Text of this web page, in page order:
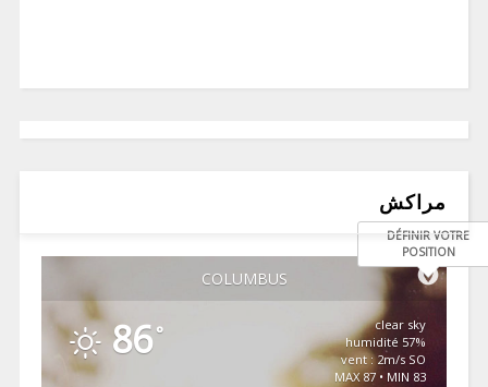
مراكش
COLUMBUS
DÉFINIR VOTRE
POSITION
86 °
clear sky
57% humidité
vent : 2m/s SO
MAX 87 • MIN 83